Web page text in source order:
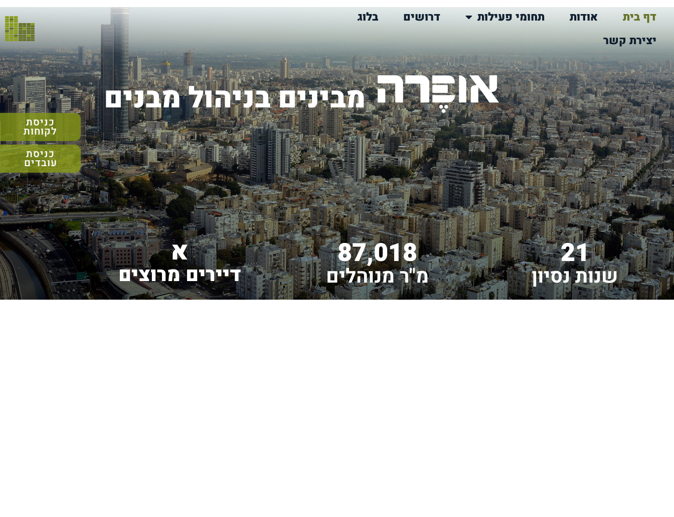
דף בית אודות תחומי פעילות דרושים
בלוג
יצירת קשר
מבינים בניהול מבנים
כניסת
לקוחות
כניסת
עובדים
שנות נסיון
21
מ"ר מנוהלים
87,018 אינספור
דיירים מרוצים